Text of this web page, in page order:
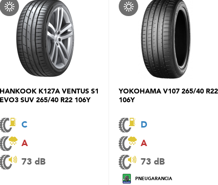
HANKOOK K127A VENTUS S1
EVO3 SUV 265/40 R22 106Y
C
A
73 dB
YOKOHAMA V107 265/40 R22
106Y
D
A
73 dB
PNEUGARANCIA